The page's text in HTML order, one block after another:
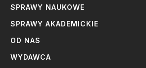
SPRAWY NAUKOWE
SPRAWY AKADEMICKIE
OD NAS
WYDAWCA